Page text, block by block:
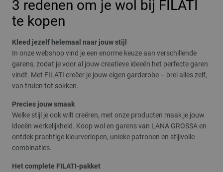
3 redenen om je wol bij FILATI
te kopen
Kleed jezelf helemaal naar jouw stijl
In onze webshop vind je een enorme keuze aan verschillende
garens, zodat je voor al jouw creatieve ideeën het perfecte garen
vindt. Met FILATI creëer je jouw eigen garderobe – brei alles zelf,
van truien tot sokken.
Precies jouw smaak
Welke stijl je ook wilt creëren, met onze producten maak je jouw
ideeën werkelijkheid. Koop wol en garens van LANA GROSSA en
ontdek prachtige kleurverlopen, unieke patronen en stijlvolle
combinaties.
Het complete FILATI-pakket